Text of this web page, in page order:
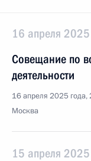
16 апреля 2025
Совещание по
деятельности
16 апреля 2025 года,
Москва
15 апреля